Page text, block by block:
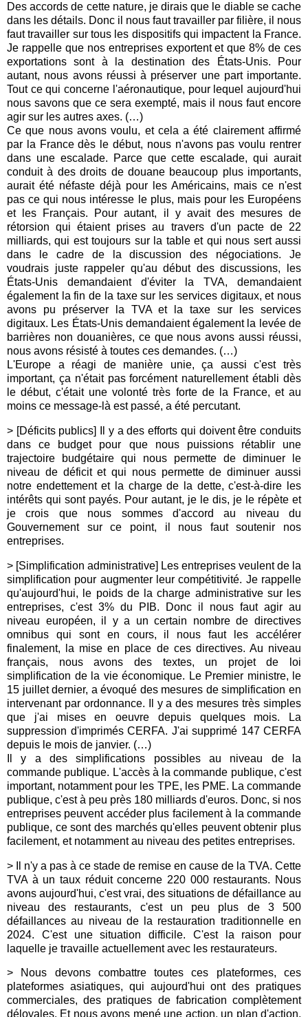
Des accords de cette nature, je dirais que le diable se cache
dans les détails. Donc il nous faut travailler par filière, il nous
faut travailler sur tous les dispositifs qui impactent la France.
Je rappelle que nos entreprises exportent et que 8% de ces
exportations sont à la destination des États-Unis. Pour
autant, nous avons réussi à préserver une part importante.
Tout ce qui concerne l'aéronautique, pour lequel aujourd'hui
nous savons que ce sera exempté, mais il nous faut encore
agir sur les autres axes. (…)
Ce que nous avons voulu, et cela a été clairement affirmé
par la France dès le début, nous n'avons pas voulu rentrer
dans une escalade. Parce que cette escalade, qui aurait
conduit à des droits de douane beaucoup plus importants,
aurait été néfaste déjà pour les Américains, mais ce n'est
pas ce qui nous intéresse le plus, mais pour les Européens
et les Français. Pour autant, il y avait des mesures de
rétorsion qui étaient prises au travers d'un pacte de 22
milliards, qui est toujours sur la table et qui nous sert aussi
dans le cadre de la discussion des négociations. Je
voudrais juste rappeler qu'au début des discussions, les
États-Unis demandaient d'éviter la TVA, demandaient
également la fin de la taxe sur les services digitaux, et nous
avons pu préserver la TVA et la taxe sur les services
digitaux. Les États-Unis demandaient également la levée de
barrières non douanières, ce que nous avons aussi réussi,
nous avons résisté à toutes ces demandes. (…)
L'Europe a réagi de manière unie, ça aussi c'est très
important, ça n'était pas forcément naturellement établi dès
le début, c'était une volonté très forte de la France, et au
moins ce message-là est passé, a été percutant.
> [Déficits publics] Il y a des efforts qui doivent être conduits
dans ce budget pour que nous puissions rétablir une
trajectoire budgétaire qui nous permette de diminuer le
niveau de déficit et qui nous permette de diminuer aussi
notre endettement et la charge de la dette, c'est-à-dire les
intérêts qui sont payés. Pour autant, je le dis, je le répète et
je crois que nous sommes d'accord au niveau du
Gouvernement sur ce point, il nous faut soutenir nos
entreprises.
> [Simplification administrative] Les entreprises veulent de la
simplification pour augmenter leur compétitivité. Je rappelle
qu'aujourd'hui, le poids de la charge administrative sur les
entreprises, c'est 3% du PIB. Donc il nous faut agir au
niveau européen, il y a un certain nombre de directives
omnibus qui sont en cours, il nous faut les accélérer
finalement, la mise en place de ces directives. Au niveau
français, nous avons des textes, un projet de loi
simplification de la vie économique. Le Premier ministre, le
15 juillet dernier, a évoqué des mesures de simplification en
intervenant par ordonnance. Il y a des mesures très simples
que j'ai mises en oeuvre depuis quelques mois. La
suppression d'imprimés CERFA. J'ai supprimé 147 CERFA
depuis le mois de janvier. (…)
Il y a des simplifications possibles au niveau de la
commande publique. L'accès à la commande publique, c'est
important, notamment pour les TPE, les PME. La commande
publique, c'est à peu près 180 milliards d'euros. Donc, si nos
entreprises peuvent accéder plus facilement à la commande
publique, ce sont des marchés qu'elles peuvent obtenir plus
facilement, et notamment au niveau des petites entreprises.
> Il n'y a pas à ce stade de remise en cause de la TVA. Cette
TVA à un taux réduit concerne 220 000 restaurants. Nous
avons aujourd'hui, c'est vrai, des situations de défaillance au
niveau des restaurants, c'est un peu plus de 3 500
défaillances au niveau de la restauration traditionnelle en
2024. C'est une situation difficile. C'est la raison pour
laquelle je travaille actuellement avec les restaurateurs.
> Nous devons combattre toutes ces plateformes, ces
plateformes asiatiques, qui aujourd'hui ont des pratiques
commerciales, des pratiques de fabrication complètement
déloyales. Et nous avons mené une action, un plan d'action,